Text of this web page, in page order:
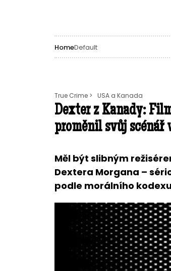
HomeDefault
True Crime > USA a Kanada
Dexter z Kanady:
proměnil svůj scénář
Měl být slibným
Dextera Morgana –
podle morálního